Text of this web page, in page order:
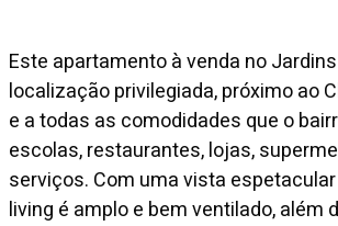
Este apartamento à venda no
localização privilegiada, próximo ao
e a todas as comodidades que o
escolas, restaurantes, lojas,
serviços. Com uma vista
living é amplo e bem ventilado, além